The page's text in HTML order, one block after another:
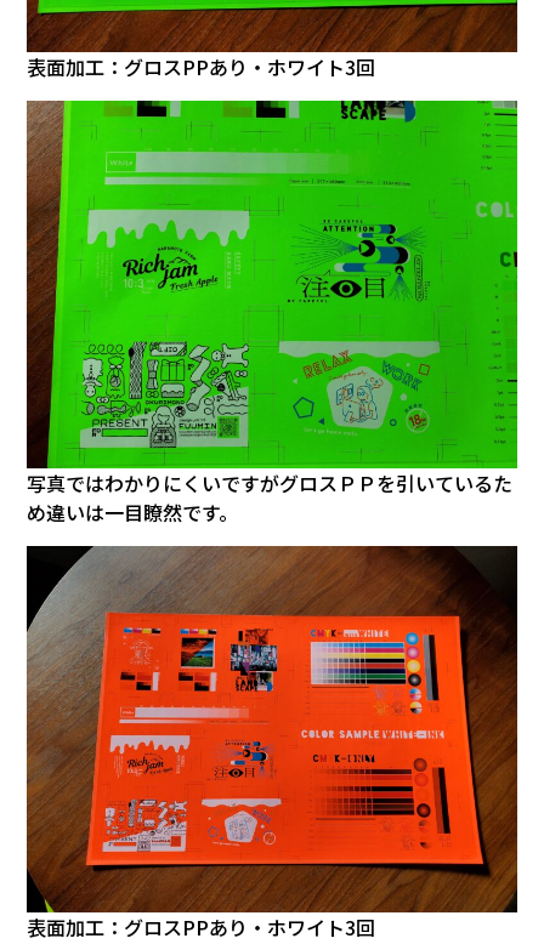
表面加工：グロスPPあり・ホワイト3回
写真ではわかりにくいですがグロスＰＰを引いているた
め違いは一目瞭然です。
表面加工：グロスPPあり・ホワイト3回